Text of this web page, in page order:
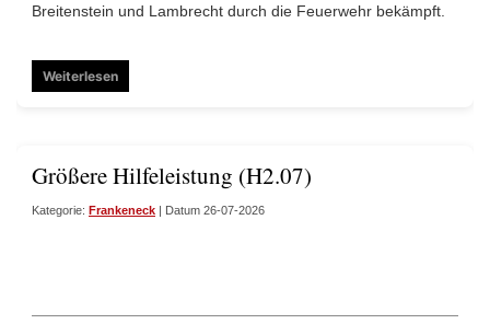
Breitenstein und Lambrecht durch die Feuerwehr bekämpft.
Weiterlesen
Größere Hilfeleistung (H2.07)
Kategorie: Frankeneck | Datum 26-07-2026